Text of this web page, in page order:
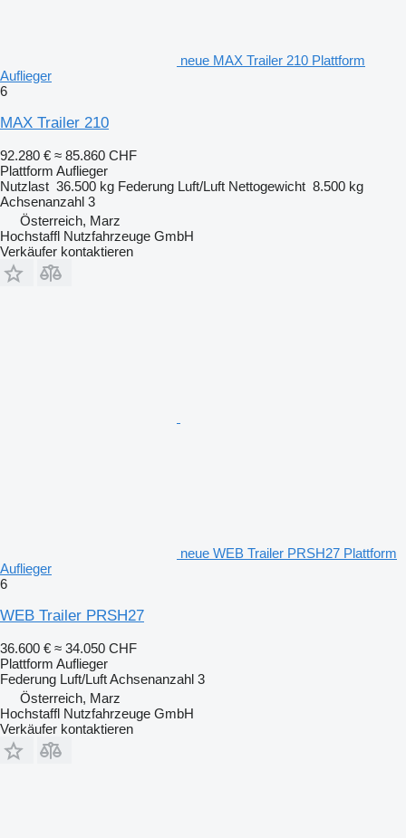
neue MAX Trailer 210 Plattform
Auflieger
6
MAX Trailer 210
92.280 € ≈ 85.860 CHF
Plattform Auflieger
Nutzlast 36.500 kg Federung Luft/Luft Nettogewicht 8.500 kg
Achsenanzahl 3
Österreich, Marz
Hochstaffl Nutzfahrzeuge GmbH
Verkäufer kontaktieren
neue WEB Trailer PRSH27 Plattform
Auflieger
6
WEB Trailer PRSH27
36.600 € ≈ 34.050 CHF
Plattform Auflieger
Federung Luft/LuftAchsenanzahl 3
Österreich, Marz
Hochstaffl Nutzfahrzeuge GmbH
Verkäufer kontaktieren